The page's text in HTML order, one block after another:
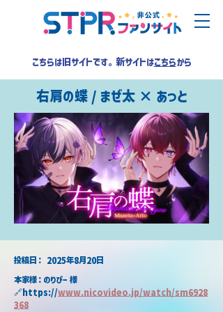
こちらは旧サイトです。新サイトはこちらから
右肩の蝶 / まぜ太 × あっと
2025年8月20日
​投稿日：
本家様：のりぴー 様
🔗https://www.nicovideo.jp/watch/sm6928
368